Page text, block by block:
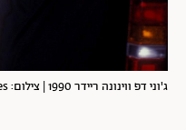
ג'וני דפ ווינונה ריידר 1990 | צילום: Barry King/Gettyimages